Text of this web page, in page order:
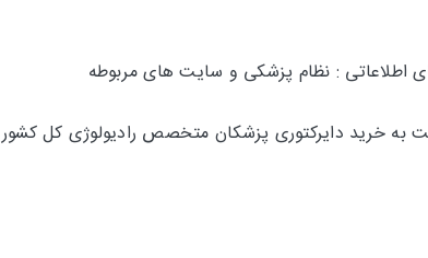
اطلاعاتی : نظام پزشکی و سایت های مربوطه
به خرید دایرکتوری پزشکان متخصص رادیولوژی کل کشور